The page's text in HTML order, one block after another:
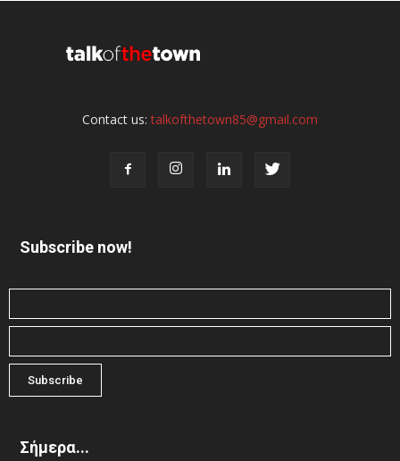
Contact us:talkofthetown85@gmail.com
Subscribe now!
Σήμερα...